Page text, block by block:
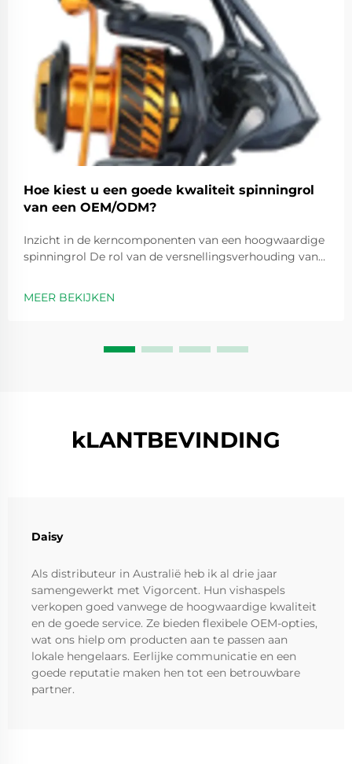
Hoe kiest u een goede kwaliteit spinningrol
van een OEM/ODM?
Inzicht in de kerncomponenten van een hoogwaardige
spinningrol De rol van de versnellingsverhouding van
op 1 die aangeven hoe vaak de spoel ronddraait elke
MEER BEKIJKEN
kLANTBEVINDING
Daisy
Als distributeur in Australië heb ik al drie jaar
samengewerkt met Vigorcent. Hun vishaspels
verkopen goed vanwege de hoogwaardige kwaliteit
en de goede service. Ze bieden flexibele OEM-opties,
wat ons hielp om producten aan te passen aan
lokale hengelaars. Eerlijke communicatie en een
goede reputatie maken hen tot een betrouwbare
partner.